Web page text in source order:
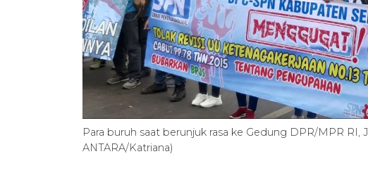
Para buruh saat berunjuk rasa ke Gedung DPR/MPR RI,
ANTARA/Katriana)